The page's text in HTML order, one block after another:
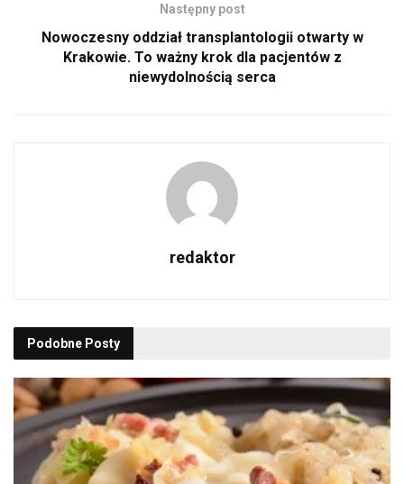
Następny post
Nowoczesny oddział transplantologii otwarty w
Krakowie. To ważny krok dla pacjentów z
niewydolnością serca
redaktor
Podobne Posty